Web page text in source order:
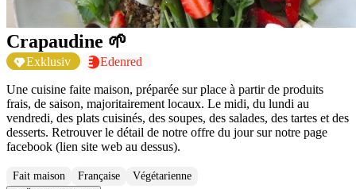
Crapaudine 🌱
Exklusiv Edenred
Une cuisine faite maison, préparée sur place à partir de produits
frais, de saison, majoritairement locaux. Le midi, du lundi au
vendredi, des plats cuisinés, des soupes, des salades, des tartes et des
desserts. Retrouver le détail de notre offre du jour sur notre page
facebook (lien site web au dessus).
Fait maison Française
Végétarienne